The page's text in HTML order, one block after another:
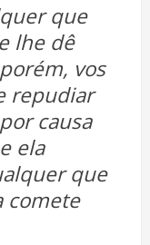
que
lhe dê
vos
repudiar
causa
ela
que
comete